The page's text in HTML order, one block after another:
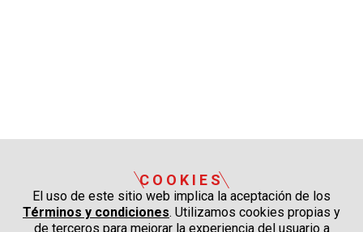
COOKIES
El uso de este sitio web implica la aceptación de los
Términos y condiciones. Utilizamos cookies propias y
de terceros para mejorar la experiencia del usuario a